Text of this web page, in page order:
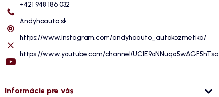
+421 948 186 032
Andyhoauto.sk
https://www.instagram.com/andyhoauto_autokozmetika/
https://www.youtube.com/channel/
Informácie pre vás